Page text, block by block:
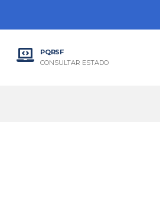
PQRSF
CONSULTAR ESTADO